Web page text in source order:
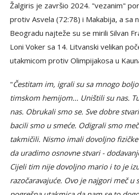
Žalgiris je završio 2024. "vezanim"
protiv Asvela (72:78) i Makabija, a sa
Beogradu najteže su se mirili Silvan
Loni Voker sa 14. Litvanski velikan
utakmicom protiv Olimpijakosa u
"Čestitam im, igrali su sa mnogo
timskom hemijom... Uništili su nas.
nas. Obrukali smo se. Sve dobre
bacili smo u smeće. Odigrali smo
takmičili. Nismo imali dovoljno
da uradimo osnovne stvari -
Cijeli tim nije dovoljno mario i to je
razočaravajuće. Ovo je najgori meč u